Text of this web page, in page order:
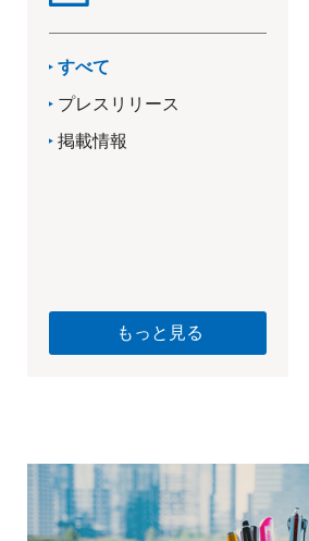
すべて
プレスリリース
掲載情報
もっと見る